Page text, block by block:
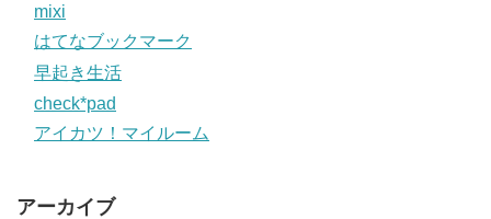
mixi
はてなブックマーク
早起き生活
check*pad
アイカツ！マイルーム
アーカイブ